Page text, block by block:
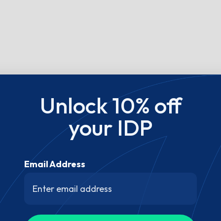
Unlock 10% off
your IDP
Email Address